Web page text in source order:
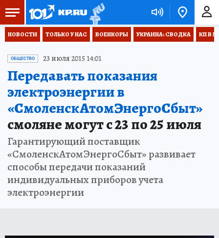
НОВОСТИ ТОЛЬКО У НАС ВОЕНКОРЫ УКРАИНА: СВОДКА КП В
ОБЩЕСТВО 23 июля 2015 14:01
Передавать показания
электроэнергии в
«СмоленскАтомЭнергоСбыт»
смоляне могут с 23 по 25 июля
Гарантирующий поставщик
«СмоленскАтомЭнергоСбыт» развивает
способы передачи показаний
индивидуальных приборов учета
электроэнергии